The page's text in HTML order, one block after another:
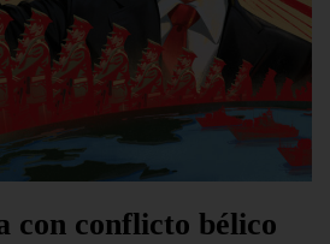
con conflicto bélico